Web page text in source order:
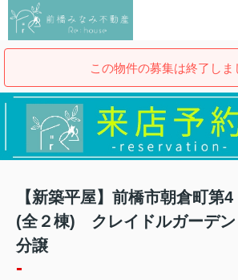
この物件の募集は終了しま
【新築平屋】前橋市朝倉町
(全２棟) クレイドルガーデ
分譲
-